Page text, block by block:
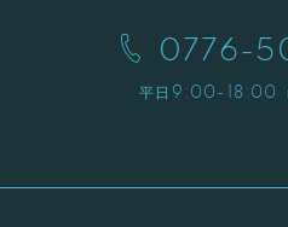
0776-
平日9:00-18:00（